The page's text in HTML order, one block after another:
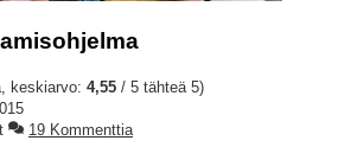
keskiarvo: 4,55 / 5 tähteä 5)
19 Kommenttia